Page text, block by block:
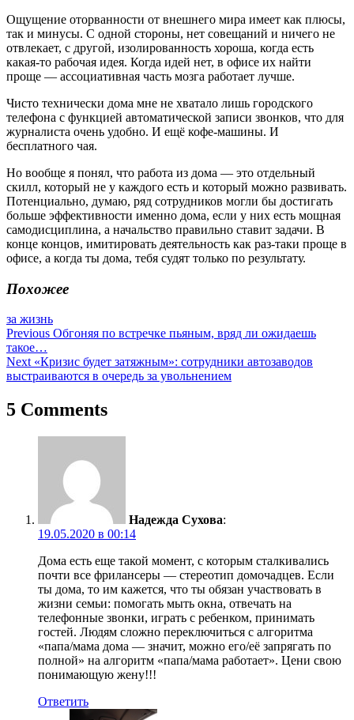
Ощущение оторванности от внешнего мира имеет как плюсы,
так и минусы. С одной стороны, нет совещаний и ничего не
отвлекает, с другой, изолированность хороша, когда есть
какая-то рабочая идея. Когда идей нет, в офисе их найти
проще — ассоциативная часть мозга работает лучше.
Чисто технически дома мне не хватало лишь городского
телефона с функцией автоматической записи звонков, что для
журналиста очень удобно. И ещё кофе-машины. И
бесплатного чая.
Но вообще я понял, что работа из дома — это отдельный
скилл, который не у каждого есть и который можно развивать.
Потенциально, думаю, ряд сотрудников могли бы достигать
больше эффективности именно дома, если у них есть мощная
самодисциплина, а начальство правильно ставит задачи. В
конце концов, имитировать деятельность как раз-таки проще в
офисе, а когда ты дома, тебя судят только по результату.
Похожее
за жизнь
Навигация
по
записям
Previous Обгоняя по встречке пьяным, вряд ли ожидаешь
такое…
Next «Кризис будет затяжным»: сотрудники автозаводов
выстраиваются в очередь за увольнением
5 Comments
Надежда Сухова:
19.05.2020 в 00:14
Дома есть еще такой момент, с которым сталкивались
почти все фрилансеры — стереотип домочадцев. Если
ты дома, то им кажется, что ты обязан участвовать в
жизни семьи: помогать мыть окна, отвечать на
телефонные звонки, играть с ребенком, принимать
гостей. Людям сложно переключиться с алгоритма
«папа/мама дома — значит, можно его/её запрягать по
полной» на алгоритм «папа/мама работает». Цени свою
понимающую жену!!!
Ответить